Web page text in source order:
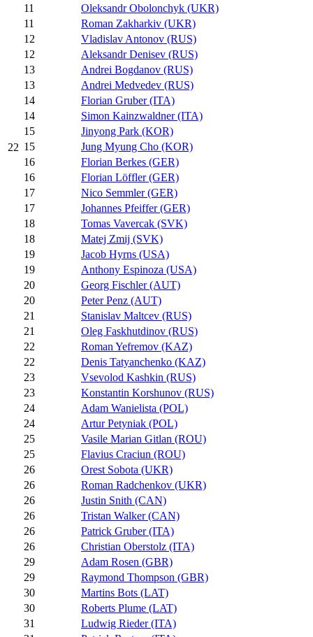
22
11
Oleksandr Obolonchyk (UKR)
11
Roman Zakharkiv (UKR)
12
Vladislav Antonov (RUS)
12
Aleksandr Denisev (RUS)
13
Andrei Bogdanov (RUS)
13
Andrei Medvedev (RUS)
14
Florian Gruber (ITA)
14
Simon Kainzwaldner (ITA)
15
Jinyong Park (KOR)
15
Jung Myung Cho (KOR)
16
Florian Berkes (GER)
16
Florian Löffler (GER)
17
Nico Semmler (GER)
17
Johannes Pfeiffer (GER)
18
Tomas Vavercak (SVK)
18
Matej Zmij (SVK)
19
Jacob Hyrns (USA)
19
Anthony Espinoza (USA)
20
Georg Fischler (AUT)
20
Peter Penz (AUT)
21
Stanislav Maltcev (RUS)
21
Oleg Faskhutdinov (RUS)
22
Roman Yefremov (KAZ)
22
Denis Tatyanchenko (KAZ)
23
Vsevolod Kashkin (RUS)
23
Konstantin Korshunov (RUS)
24
Adam Wanielista (POL)
24
Artur Petyniak (POL)
25
Vasile Marian Gitlan (ROU)
25
Flavius Craciun (ROU)
26
Orest Sobota (UKR)
26
Roman Radchenkov (UKR)
26
Justin Snith (CAN)
26
Tristan Walker (CAN)
26
Patrick Gruber (ITA)
26
Christian Oberstolz (ITA)
29
Adam Rosen (GBR)
29
Raymond Thompson (GBR)
30
Martins Bots (LAT)
30
Roberts Plume (LAT)
31
Ludwig Rieder (ITA)